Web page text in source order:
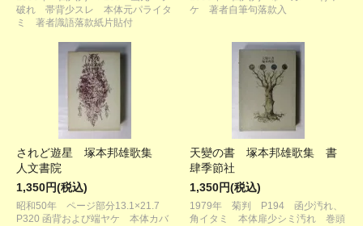
破れ 帯背少スレ 本体元パライタ
ミ 著者識語落款紙片貼付
ケ 著者自筆句落款入
されど遊星 塚本邦雄歌集
人文書院
1,350円(税込)
昭和50年 ページ部分13.1×21.7
P320 函背および端ヤケ 本体カバ
天變の書 塚本邦雄歌集 書
肆季節社
1,350円(税込)
1979年 菊判 P194 函少汚れ、
角イタミ 本体扉少シミ汚れ 巻頭